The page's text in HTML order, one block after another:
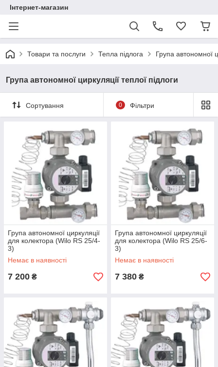
Інтернет-магазин
Товари та послуги Тепла підлога Група автономної
Група автономної циркуляції теплої підлоги
Сортування 0 Фільтри
Група автономної циркуляції
для колектора (Wilo RS 25/4-
3)
Немає в наявності
7 200 ₴
Група автономної циркуляції
для колектора (Wilo RS 25/6-
3)
Немає в наявності
7 380 ₴